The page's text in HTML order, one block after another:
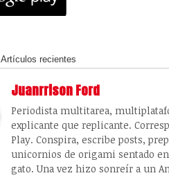
Artículos recientes
Juanrrison Ford
Periodista multitarea,
explicante que replicante.
Play. Conspira, escribe posts,
unicornios de origami sentado
gato. Una vez hizo sonreír a un